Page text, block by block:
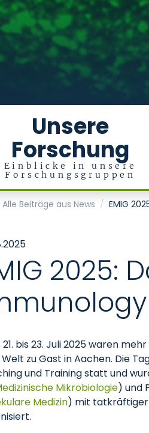
Unsere
Forschung
Einblicke in unsere
Forschungsgruppen
of Molecular Medicine
Alle Beiträge aus News EMIG
2025:
bis 23. Juli 2025 waren
zu Gast in Aachen. Die
und Training statt und
Mikrobiologie) und
Medizin) mit tatkräftiger